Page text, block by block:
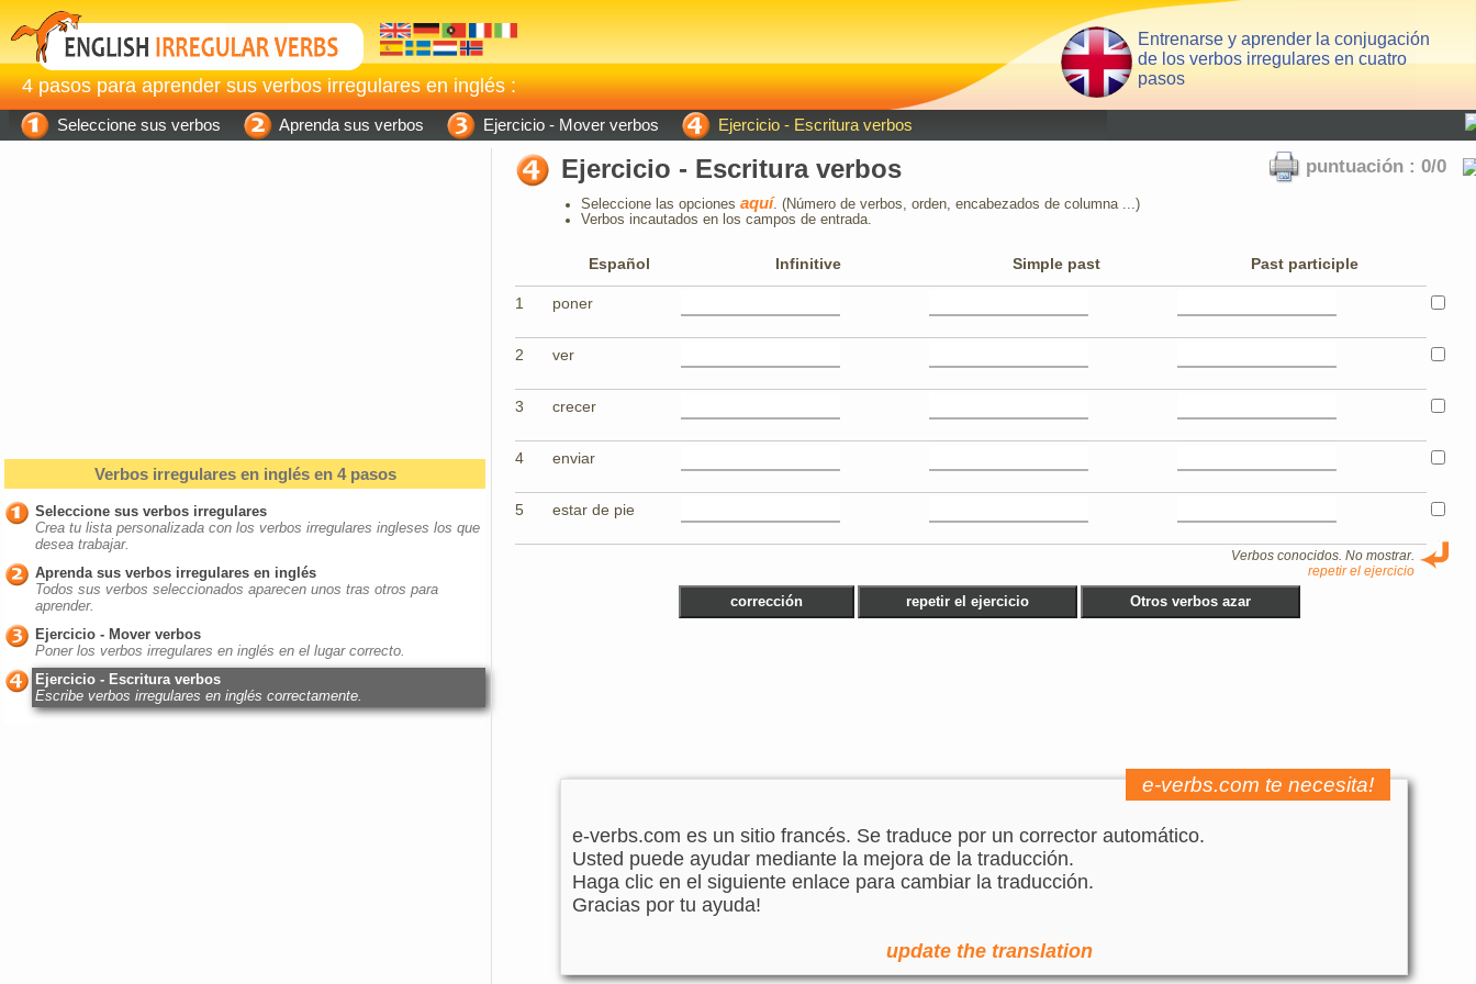
Entrenarse y aprender la conjugación
de los verbos irregulares en cuatro
pasos
4 pasos para aprender sus verbos irregulares en inglés :
Seleccione sus verbos Aprenda sus verbos Ejercicio - Mover verbos Ejercicio - Escritura verbos
Verbos irregulares en inglés en 4 pasos
Seleccione sus verbos irregulares
Crea tu lista personalizada con los verbos irregulares ingleses los que
desea trabajar.
Aprenda sus verbos irregulares en inglés
Todos sus verbos seleccionados aparecen unos tras otros para
aprender.
Ejercicio - Mover verbos
Poner los verbos irregulares en inglés en el lugar correcto.
Ejercicio - Escritura verbos
Escribe verbos irregulares en inglés correctamente.
Ejercicio - Escritura verbos puntuación : 0/0
Seleccione las opciones aquí. (Número de verbos, orden, encabezados de columna ...)
Verbos incautados en los campos de entrada.
Español Infinitive Simple past Past participle
1 poner
2 ver
3 crecer
4 enviar
5 estar de pie
Verbos conocidos. No mostrar.
repetir el ejercicio
e-verbs.com te necesita!
e-verbs.com es un sitio francés. Se traduce por un corrector automático.
Usted puede ayudar mediante la mejora de la traducción.
Haga clic en el siguiente enlace para cambiar la traducción.
Gracias por tu ayuda!
update the translation